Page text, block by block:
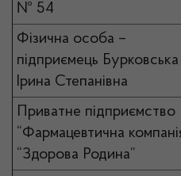
№ 54
Фізична особа –
підприємець Бурковська
Ірина Степанівна
Приватне підприємство
“Фармацевтична
“Здорова Родина”